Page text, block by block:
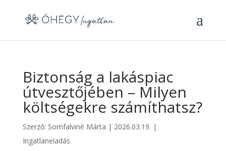
Biztonság a lakáspiac
útvesztőjében – Milyen
költségekre számíthatsz?
Szerző: Somfalviné Márta | 2026.03.19. |
Ingatlaneladás